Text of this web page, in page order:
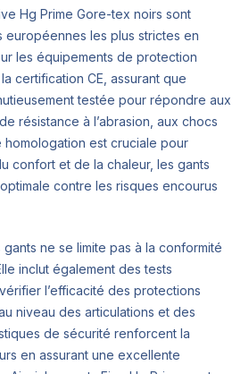
Hg Prime Gore-tex noirs sont
européennes les plus strictes en
les équipements de protection
certification CE, assurant que
testée pour répondre aux
résistance à l’abrasion, aux chocs
homologation est cruciale pour
confort et de la chaleur, les gants
contre les risques encourus
gants ne se limite pas à la conformité
inclut également des tests
l’efficacité des protections
niveau des articulations et des
de sécurité renforcent la
en assurant une excellente